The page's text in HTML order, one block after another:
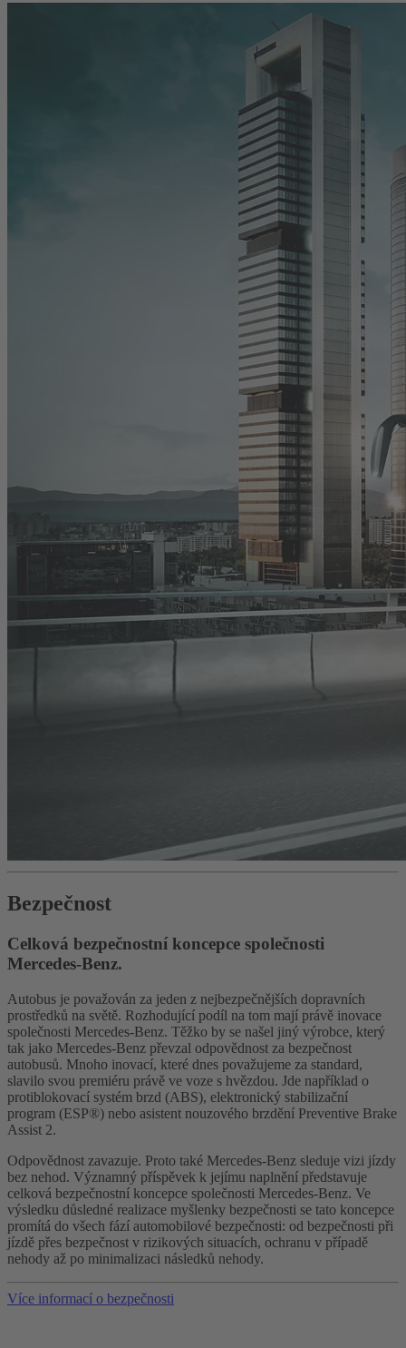
Bezpečnost
Celková bezpečnostní koncepce společnosti
Mercedes-Benz.
Autobus je považován za jeden z nejbezpečnějších dopravních
prostředků na světě. Rozhodující podíl na tom mají právě inovace
společnosti Mercedes-Benz. Těžko by se našel jiný výrobce, který
tak jako Mercedes-Benz převzal odpovědnost za bezpečnost
autobusů. Mnoho inovací, které dnes považujeme za standard,
slavilo svou premiéru právě ve voze s hvězdou. Jde například o
protiblokovací systém brzd (ABS), elektronický stabilizační
program (ESP®) nebo asistent nouzového brzdění Preventive Brake
Assist 2.
Odpovědnost zavazuje. Proto také Mercedes-Benz sleduje vizi jízdy
bez nehod. Významný příspěvek k jejímu naplnění představuje
celková bezpečnostní koncepce společnosti Mercedes-Benz. Ve
výsledku důsledné realizace myšlenky bezpečnosti se tato koncepce
promítá do všech fází automobilové bezpečnosti: od bezpečnosti při
jízdě přes bezpečnost v rizikových situacích, ochranu v případě
nehody až po minimalizaci následků nehody.
Více informací o bezpečnosti